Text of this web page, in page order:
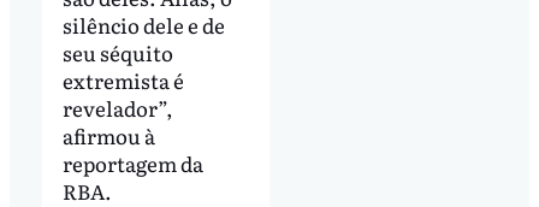
silêncio dele e de
seu séquito
extremista é
revelador”,
afirmou à
reportagem da
RBA.